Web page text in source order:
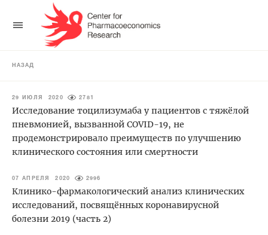
НАЗАД
29 ИЮЛЯ 2020 2781
Исследование тоцилизумаба у пациентов с тяжёлой
пневмонией, вызванной COVID-19, не
продемонстрировало преимуществ по улучшению
клинического состояния или смертности
07 АПРЕЛЯ 2020 2996
Клинико-фармакологический анализ клинических
исследований, посвящённых коронавирусной
болезни 2019 (часть 2)